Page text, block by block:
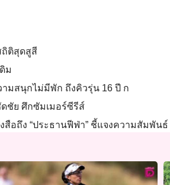
ถิติสุดสูสี
ม
ามสนุกไม่มีพัก ถึงคิวรุ่น 16 ปี ก
ดชัย ศึกซัมเมอร์ซีรีส์
อถึง “ประธานฟีฟ่า” ชี้แจงความสัมพันธ์